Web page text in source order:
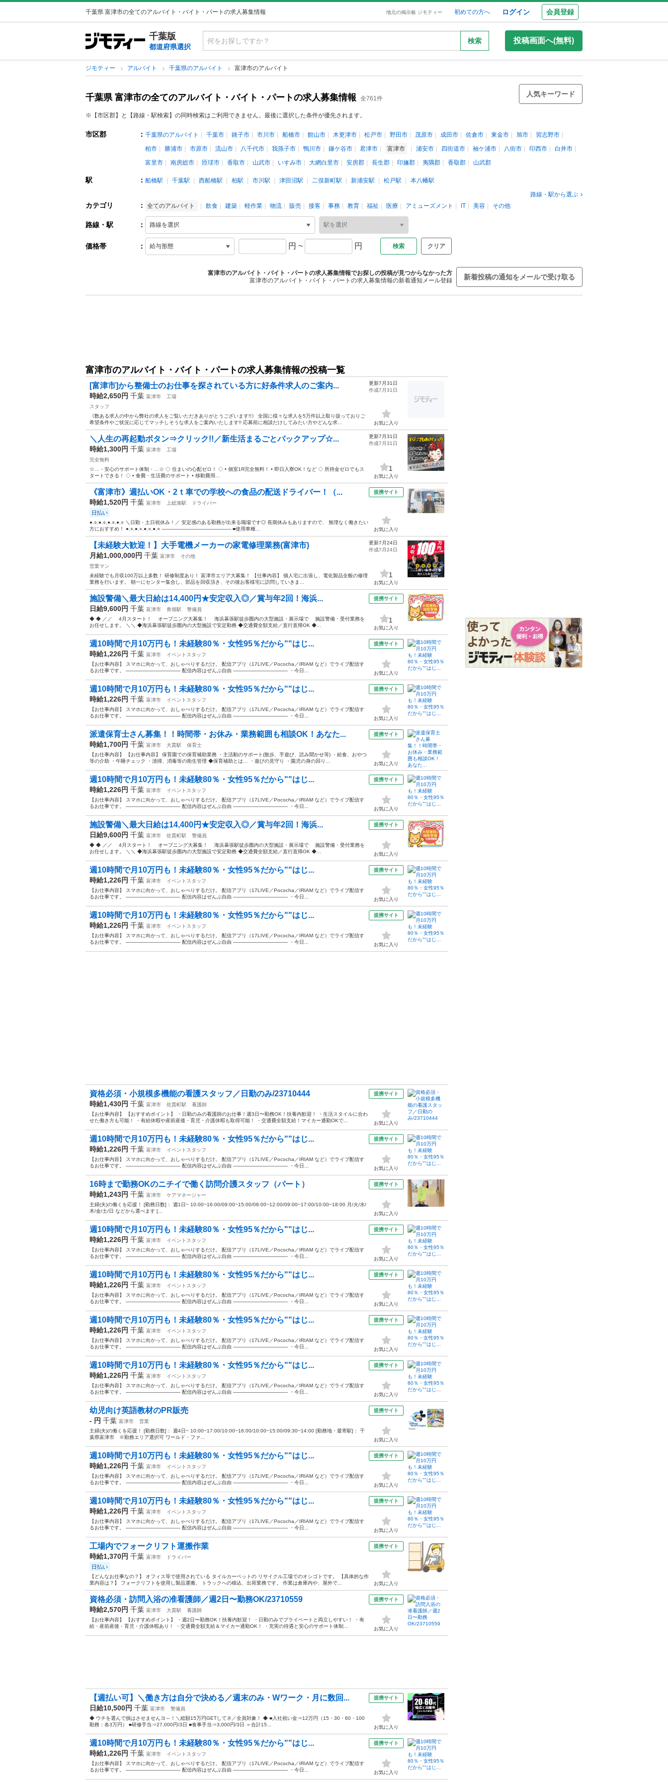
千葉県 富津市の全てのアルバイト・バイト・パートの求人募集情報 地元の掲示板 ジモティー 初めての方へ ログイン 会員登録
千葉版
都道府県選択
検索 投稿画面へ(無料)
ジモティー アルバイト 千葉県のアルバイト 富津市のアルバイト
千葉県 富津市の全てのアルバイト・バイト・パートの求人募集情報 全761件
人気キーワード
※【市区郡】と【路線・駅検索】の同時検索はご利用できません。最後に選択した条件が優先されます。
市区郡 ： 千葉県のアルバイト 千葉市 銚子市 市川市 船橋市 館山市 木更津市 松戸市 野田市 茂原市 成田市 佐倉市 東金市 旭市
習志野市
柏市
勝浦市 市原市 流山市 八千代市 我孫子市 鴨川市 鎌ケ谷市 君津市 富津市 浦安市 四街道市 袖ケ浦市 八街市 印西市
白井市
富里市
南房総市 匝瑳市 香取市 山武市 いすみ市 大網白里市 安房郡 長生郡 印旛郡 夷隅郡 香取郡 山武郡
駅 ： 船橋駅 千葉駅 西船橋駅 柏駅 市川駅 津田沼駅 二俣新町駅 新浦安駅 松戸駅
本八幡駅
路線・駅から選ぶ
カテゴリ ： 全てのアルバイト 飲食 建築 軽作業 物流 販売 接客 事務 教育 福祉 医療 アミューズメント IT 美容 その他
路線・駅 ：
価格帯 ： 円 ~ 円 クリア
富津市のアルバイト・バイト・パートの求人募集情報でお探しの投稿が見つからなかった方
富津市のアルバイト・バイト・パートの求人募集情報の新着通知メール登録
新着投稿の通知をメールで受け取る
富津市のアルバイト・バイト・パートの求人募集情報の投稿一覧
[富津市]から整備士のお仕事を探されている方に好条件求人のご案内...
時給2,650円 千葉 富津市
工場
スタッフ
《数ある求人の中から弊社の求人をご覧いただきありがとうございます!!》 全国に様々な求人を5万件以上取り扱っておりご
希望条件やご状況に応じてマッチしそうな求人をご案内いたします!! 応募前に相談だけしてみたい方やどんな求...
更新7月31日
作成7月31日
お気に入り
＼人生の再起動ボタン⇒クリック!!／新生活まるごとバックアップ☆...
時給1,300円 千葉 富津市
工場
完全無料
☆…・安心のサポート体制・…☆ ◇ 住まいの心配ゼロ！ ◇ • 個室1R完全無料！ • 即日入寮OK！など ◇ 所持金ゼロでもス
タートできる！ ◇ • 食費・生活費のサポート • 移動費用...
更新7月31日
作成7月31日
1
お気に入り
《富津市》週払いOK・2ｔ車での学校への食品の配送ドライバー！（...
時給1,520円 千葉 富津市 上総湊駅 ドライバー
日払い
●.○.●.○.●.○.●.○ ＼日勤・土日祝休み！／ 安定感のある勤務が出来る職場です◎ 長期休みもありますので、 無理なく働きたい
方におすすめ！ ●.○.●.○.●.○.●.○ —————————————— ■使用車種...
提携サイト
お気に入り
【未経験大歓迎！】大手電機メーカーの家電修理業務(富津市)
月給1,000,000円 千葉 富津市
その他
営業マン
未経験でも月収100万以上多数！ 研修制度あり！ 富津市エリア大募集！ 【仕事内容】 個人宅に出張し、電化製品全般の修理
業務を行います。 朝一にセンター集合し、部品を回収頂き、その後お客様宅に訪問していきま...
更新7月24日
作成7月24日
1
お気に入り
施設警備＼最大日給は14,400円★安定収入◎／賞与年2回！海浜...
日給9,600円 千葉 富津市 青堀駅
警備員
◆ ◆ ／／ 4月スタート！ オープニング大募集！ 海浜幕張駅徒歩圏内の大型施設・展示場で 施設警備・受付業務を
お任せします。 ＼＼ ◆海浜幕張駅徒歩圏内の大型施設で安定勤務 ◆交通費全額支給／直行直帰OK ◆...
提携サイト
1
お気に入り
週10時間で月10万円も！未経験80％・女性95％だから""はじ...
時給1,226円 千葉 富津市
イベントスタッフ
【お仕事内容】 スマホに向かって、おしゃべりするだけ。 配信アプリ（17LIVE／Pococha／IRIAM など）でライブ配信す
るお仕事です。 ——————————— 配信内容はぜんぶ自由 ——————————— ・今日...
提携サイト
お気に入り
週10時間で月10万円も！未経験80％・女性95％だから""はじ...
時給1,226円 千葉 富津市
イベントスタッフ
【お仕事内容】 スマホに向かって、おしゃべりするだけ。 配信アプリ（17LIVE／Pococha／IRIAM など）でライブ配信す
るお仕事です。 ——————————— 配信内容はぜんぶ自由 ——————————— ・今日...
提携サイト
お気に入り
派遣保育士さん募集！！時間帯・お休み・業務範囲も相談OK！あなた...
時給1,700円 千葉 富津市 大貫駅
保育士
【お仕事内容】 【お仕事内容】 保育園での保育補助業務 ・主活動のサポート(散歩、手遊び、読み聞かせ等) ・給食、おやつ
等の介助 ・午睡チェック ・清掃、消毒等の衛生管理 ◆保育補助とは… ・遊びの見守り ・園児の身の回り...
提携サイト
お気に入り
週10時間で月10万円も！未経験80％・女性95％だから""はじ...
時給1,226円 千葉 富津市
イベントスタッフ
【お仕事内容】 スマホに向かって、おしゃべりするだけ。 配信アプリ（17LIVE／Pococha／IRIAM など）でライブ配信す
るお仕事です。 ——————————— 配信内容はぜんぶ自由 ——————————— ・今日...
提携サイト
お気に入り
施設警備＼最大日給は14,400円★安定収入◎／賞与年2回！海浜...
日給9,600円 千葉 富津市 佐貫町駅
警備員
◆ ◆ ／／ 4月スタート！ オープニング大募集！ 海浜幕張駅徒歩圏内の大型施設・展示場で 施設警備・受付業務を
お任せします。 ＼＼ ◆海浜幕張駅徒歩圏内の大型施設で安定勤務 ◆交通費全額支給／直行直帰OK ◆...
提携サイト
お気に入り
週10時間で月10万円も！未経験80％・女性95％だから""はじ...
時給1,226円 千葉 富津市
イベントスタッフ
【お仕事内容】 スマホに向かって、おしゃべりするだけ。 配信アプリ（17LIVE／Pococha／IRIAM など）でライブ配信す
るお仕事です。 ——————————— 配信内容はぜんぶ自由 ——————————— ・今日...
提携サイト
お気に入り
週10時間で月10万円も！未経験80％・女性95％だから""はじ...
時給1,226円 千葉 富津市
イベントスタッフ
【お仕事内容】 スマホに向かって、おしゃべりするだけ。 配信アプリ（17LIVE／Pococha／IRIAM など）でライブ配信す
るお仕事です。 ——————————— 配信内容はぜんぶ自由 ——————————— ・今日...
提携サイト
お気に入り
資格必須・小規模多機能の看護スタッフ／日勤のみ/23710444
時給1,430円 千葉 富津市 佐貫町駅
看護師
【お仕事内容】 【おすすめポイント】 ・日勤のみの看護師のお仕事！週3日〜勤務OK！扶養内歓迎！ ・生活スタイルに合わ
せた働き方も可能！ ・有給休暇や産前産後・育児・介護休暇も取得可能！ ・交通費全額支給！マイカー通勤OKで...
提携サイト
お気に入り
週10時間で月10万円も！未経験80％・女性95％だから""はじ...
時給1,226円 千葉 富津市
イベントスタッフ
【お仕事内容】 スマホに向かって、おしゃべりするだけ。 配信アプリ（17LIVE／Pococha／IRIAM など）でライブ配信す
るお仕事です。 ——————————— 配信内容はぜんぶ自由 ——————————— ・今日...
提携サイト
お気に入り
16時まで勤務OKのニチイで働く訪問介護スタッフ（パート）
時給1,243円 千葉 富津市
ケアマネージャー
主婦(夫)の働くを応援！ [勤務日数]： 週1日~ 10:00~16:00/09:00~15:00/08:00~12:00/09:00~17:00/10:00~18:00 月/火/水/
木/金/土/日 などから選べます [...
提携サイト
お気に入り
週10時間で月10万円も！未経験80％・女性95％だから""はじ...
時給1,226円 千葉 富津市
イベントスタッフ
【お仕事内容】 スマホに向かって、おしゃべりするだけ。 配信アプリ（17LIVE／Pococha／IRIAM など）でライブ配信す
るお仕事です。 ——————————— 配信内容はぜんぶ自由 ——————————— ・今日...
提携サイト
お気に入り
週10時間で月10万円も！未経験80％・女性95％だから""はじ...
時給1,226円 千葉 富津市
イベントスタッフ
【お仕事内容】 スマホに向かって、おしゃべりするだけ。 配信アプリ（17LIVE／Pococha／IRIAM など）でライブ配信す
るお仕事です。 ——————————— 配信内容はぜんぶ自由 ——————————— ・今日...
提携サイト
お気に入り
週10時間で月10万円も！未経験80％・女性95％だから""はじ...
時給1,226円 千葉 富津市
イベントスタッフ
【お仕事内容】 スマホに向かって、おしゃべりするだけ。 配信アプリ（17LIVE／Pococha／IRIAM など）でライブ配信す
るお仕事です。 ——————————— 配信内容はぜんぶ自由 ——————————— ・今日...
提携サイト
お気に入り
週10時間で月10万円も！未経験80％・女性95％だから""はじ...
時給1,226円 千葉 富津市
イベントスタッフ
【お仕事内容】 スマホに向かって、おしゃべりするだけ。 配信アプリ（17LIVE／Pococha／IRIAM など）でライブ配信す
るお仕事です。 ——————————— 配信内容はぜんぶ自由 ——————————— ・今日...
提携サイト
お気に入り
幼児向け英語教材のPR販売
- 円 千葉 富津市
営業
主婦(夫)の働くを応援！ [勤務日数]： 週4日~ 10:00~17:00/10:00~16:00/10:00~15:00/09:30~14:00 [勤務地・最寄駅]： 千
葉県富津市 ※勤務エリア選択可 ワールド・ファ...
提携サイト
お気に入り
週10時間で月10万円も！未経験80％・女性95％だから""はじ...
時給1,226円 千葉 富津市
イベントスタッフ
【お仕事内容】 スマホに向かって、おしゃべりするだけ。 配信アプリ（17LIVE／Pococha／IRIAM など）でライブ配信す
るお仕事です。 ——————————— 配信内容はぜんぶ自由 ——————————— ・今日...
提携サイト
お気に入り
週10時間で月10万円も！未経験80％・女性95％だから""はじ...
時給1,226円 千葉 富津市
イベントスタッフ
【お仕事内容】 スマホに向かって、おしゃべりするだけ。 配信アプリ（17LIVE／Pococha／IRIAM など）でライブ配信す
るお仕事です。 ——————————— 配信内容はぜんぶ自由 ——————————— ・今日...
提携サイト
お気に入り
工場内でフォークリフト運搬作業
時給1,370円 千葉 富津市 ドライバー
日払い
【どんなお仕事なの？】 オフィス等で使用されている タイルカーペットの リサイクル工場でのオシゴトです。 【具体的な作
業内容は？】 フォークリフトを使用し製品運搬、 トラックへの積込、出荷業務です。 作業は倉庫内や、屋外で...
提携サイト
お気に入り
資格必須・訪問入浴の准看護師／週2日〜勤務OK/23710559
時給2,570円 千葉 富津市 大貫駅
看護師
【お仕事内容】 【おすすめポイント】 ・週2日〜勤務OK！扶養内歓迎！ ・日勤のみでプライベートと両立しやすい！ ・有
給・産前産後・育児・介護休暇あり！ ・交通費全額支給＆マイカー通勤OK！ ・充実の待遇と安心のサポート体制...
提携サイト
お気に入り
【週払い可】＼働き方は自分で決める／週末のみ・Wワーク・月に数回...
日給10,500円 千葉 富津市
警備員
◆ ウチを選んで損はさせませんヨ～！＼総額15万円GETしてネ／全員対象！ ◆ ■入社祝い金⇒12万円（15・30・60・100
勤務：各3万円） ■研修手当⇒27,000円/3日 ■食事手当⇒3,000円/3日 ＝合計15...
提携サイト
お気に入り
週10時間で月10万円も！未経験80％・女性95％だから""はじ...
時給1,226円 千葉 富津市
イベントスタッフ
【お仕事内容】 スマホに向かって、おしゃべりするだけ。 配信アプリ（17LIVE／Pococha／IRIAM など）でライブ配信す
るお仕事です。 ——————————— 配信内容はぜんぶ自由 ——————————— ・今日...
提携サイト
お気に入り